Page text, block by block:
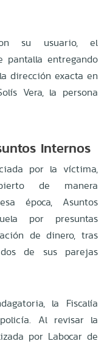
su usuario, el
pantalla entregando
dirección exacta en
Vera, la persona
Internos
por la víctima,
de manera
época, Asuntos
por presuntas
de dinero, tras
de sus parejas
la Fiscalía
Al revisar la
por Labocar de